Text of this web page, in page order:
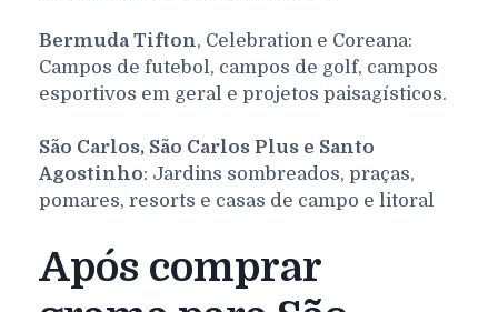
Bermuda Tifton, Celebration e Coreana:
Campos de futebol, campos de golf, campos
esportivos em geral e projetos paisagísticos.
São Carlos, São Carlos Plus e Santo
Agostinho: Jardins sombreados, praças,
pomares, resorts e casas de campo e litoral
Após comprar